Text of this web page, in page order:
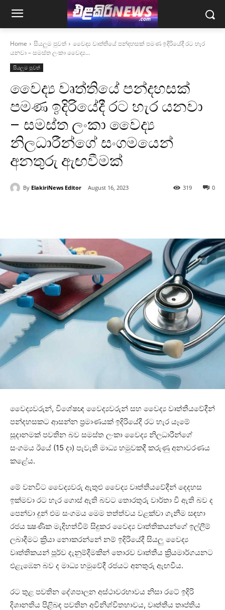
Home සියලුම පුවත්
වෛද්‍ය වෘත්තියේ පන්දහසක් පමණ ඉදිරියේදී රට හැර
යනවා – සමස්ත ලංකා වෛද්‍ය...
සියලුම පුවත්
වෛද්‍ය වෘත්තියේ පන්දහසක්
පමණ ඉදිරියේදී රට හැර යනවා
– සමස්ත ලංකා වෛද්‍ය
නිලධාරීන්ගේ සංගමයෙන්
අනතුරු ඇඟවීමක්
By ElakiriNews Editor August 16, 2023 0
319
වෛද්‍යවරුන්, විශේෂඥ වෛද්‍යවරුන් සහ වෛද්‍ය වෘත්තීයවේදීන්
පන්දහසකට ආසන්න ප්‍රමාණයක් ඉදිරියේදී රට හැර යෑමේ
සූදානමක් පවතින බව සමස්ත ලංකා වෛද්‍ය නිලධාරීන්ගේ
සංගමය ඊයේ (15 දා) පැවැති මාධ්‍ය හමුවකදී කරුණු අනාවරණය
කළේය.
මේ වනවිට වෛද්‍යවරු ඇතුළු වෛද්‍ය වෘත්තීයවේදීන් දෙදහස
ඉක්මවා රට හැර ගොස් ඇති බවට තොරතුරු වාර්තා වී ඇති බව ද
පෙන්වා දුන් එම සංගමය මෙම තත්ත්වය වළක්වා ගැනීම සඳහා
රජය ක්‍ෂණික මැදිහත්වීම් සිදුකර වෛද්‍ය වෘත්තිකයන්ගේ ඉල්ලීම්
ලබාදීමට ක්‍රියා නොකරන්නේ නම් ඉදිරියේදී සියලු වෛද්‍ය
වෘත්තිකයන් පූර්ව දැනුම්දීමකින් තොරව වෘත්තීය ක්‍රියමාර්ගයනට
එළැඹෙන බව ද මාධ්‍ය හමුවේදී රජයට අනතුරු ඇඟවීය.
රට තුළ පවතින දේශපාලන අස්ථාවරභාවය නිසා රටේ ඉදිරි
දිශානතිය පිළිබඳ පවතින අවිනිශ්චිතභාවය, වෘත්තීය තෘප්තිය